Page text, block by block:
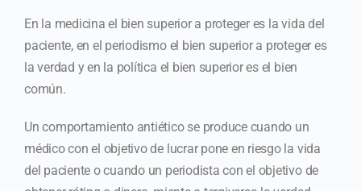
En la medicina el bien superior a proteger es la vida del
paciente, en el periodismo el bien superior a proteger es
la verdad y en la política el bien superior es el bien
común.
Un comportamiento antiético se produce cuando un
médico con el objetivo de lucrar pone en riesgo la vida
del paciente o cuando un periodista con el objetivo de